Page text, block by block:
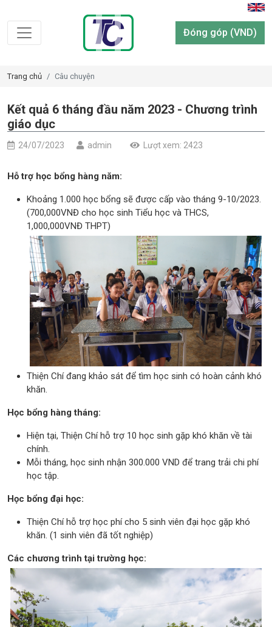
Đóng góp (VND)
Trang chủ Câu chuyện
Kết quả 6 tháng đầu năm 2023 - Chương trình
giáo dục
24/07/2023 admin Lượt xem: 2423
Hỗ trợ học bổng hàng năm:
Khoảng 1.000 học bổng sẽ được cấp vào tháng 9-10/2023.
(700,000VNĐ cho học sinh Tiểu học và THCS,
1,000,000VNĐ THPT)
Thiện Chí đang khảo sát để tìm học sinh có hoàn cảnh khó
khăn.
Học bổng hàng tháng:
Hiện tại, Thiện Chí hỗ trợ 10 học sinh gặp khó khăn về tài
chính.
Mỗi tháng, học sinh nhận 300.000 VND để trang trải chi phí
học tập.
Học bổng đại học:
Thiện Chí hỗ trợ học phí cho 5 sinh viên đại học gặp khó
khăn. (1 sinh viên đã tốt nghiệp)
Các chương trình tại trường học: